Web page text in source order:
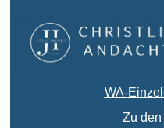
WA-
Zu den